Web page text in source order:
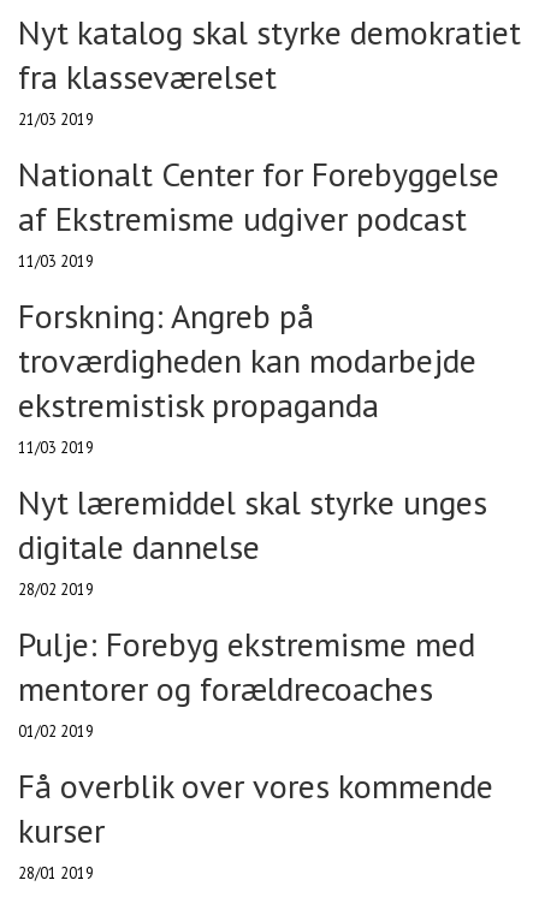
Nyt katalog skal styrke demokratiet
fra klasseværelset
21/03 2019
Nationalt Center for Forebyggelse
af Ekstremisme udgiver podcast
11/03 2019
Forskning: Angreb på
troværdigheden kan modarbejde
ekstremistisk propaganda
11/03 2019
Nyt læremiddel skal styrke unges
digitale dannelse
28/02 2019
Pulje: Forebyg ekstremisme med
mentorer og forældrecoaches
01/02 2019
Få overblik over vores kommende
kurser
28/01 2019